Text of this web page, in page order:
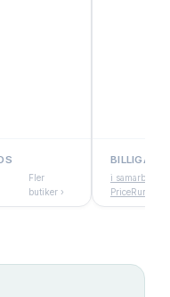
Fler
butiker ›
BILLIGAST
i samarbete
PriceRunner